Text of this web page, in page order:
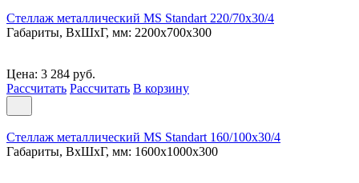
Стеллаж металлический MS Standart 220/70x30/4
Габариты, ВxШxГ, мм: 2200x700x300
Цена: 3 284 руб.
Рассчитать Рассчитать В корзину
Стеллаж металлический MS Standart 160/100x30/4
Габариты, ВxШxГ, мм: 1600x1000x300